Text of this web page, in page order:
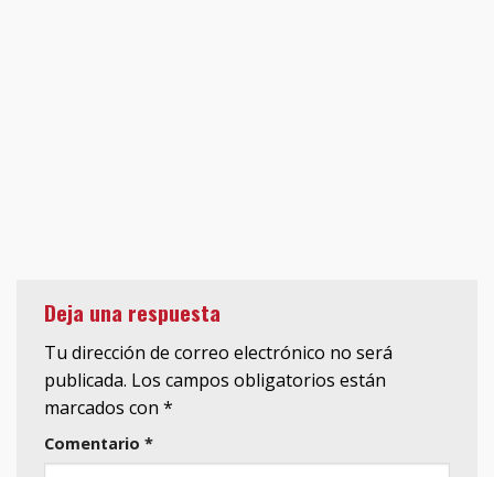
Deja una respuesta
Tu dirección de correo electrónico no será
publicada. Los campos obligatorios están
marcados con *
Comentario *